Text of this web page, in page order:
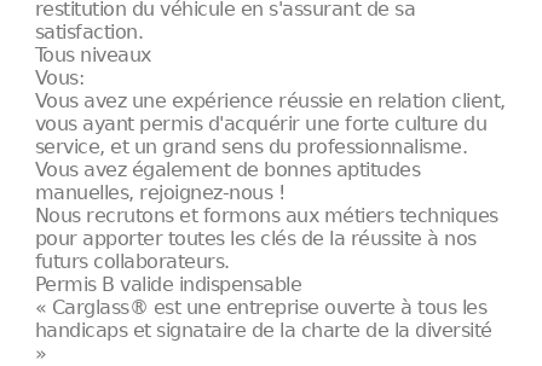
restitution du véhicule en s'assurant de sa
satisfaction.
Tous niveaux
Vous:
Vous avez une expérience réussie en relation client,
vous ayant permis d'acquérir une forte culture du
service, et un grand sens du professionnalisme.
Vous avez également de bonnes aptitudes
manuelles, rejoignez-nous !
Nous recrutons et formons aux métiers techniques
pour apporter toutes les clés de la réussite à nos
futurs collaborateurs.
Permis B valide indispensable
« Carglass® est une entreprise ouverte à tous les
handicaps et signataire de la charte de la diversité
»